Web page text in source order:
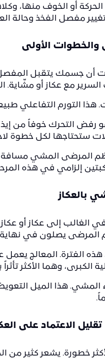
أو الخوف منها،
مفصل الفخذ وحالة
والخطوات الأولى
أن جسمك يتقبل
مع عكاز أو مشّاية.
التورم التفاعلي
رفض التحرك خوفاً من
إلزامي في هذه
بالعكاز
الغالب إلى عكاز أو
يصلون في نهاية الأسبوع
هذه الفترة. المعالج
وهما الأكثر تأثراً
المشي. هذا الميل
الاعتماد على
خطورة. يشعر كثير